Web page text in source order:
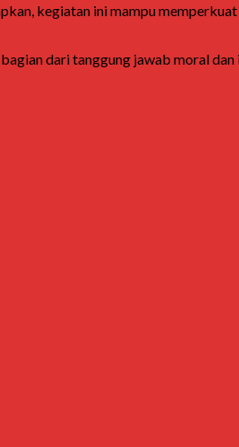
kegiatan ini mampu
dari tanggung jawab moral dan